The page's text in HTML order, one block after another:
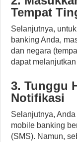
Tempat
Selanjutnya,
banking Anda,
dan negara
dapat
3. Tunggu
Notifikasi
Selanjutnya,
mobile banking
(SMS). Namun,